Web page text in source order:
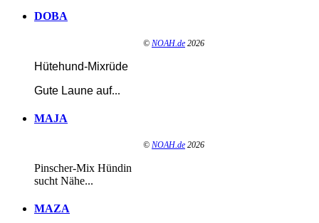
DOBA
© NOAH.de 2026
Hütehund-Mixrüde
Gute Laune auf...
MAJA
© NOAH.de 2026
Pinscher-Mix Hündin
sucht Nähe...
MAZA